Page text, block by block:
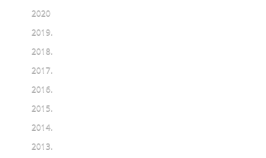
2020
2019.
2018.
2017.
2016.
2015.
2014.
2013.